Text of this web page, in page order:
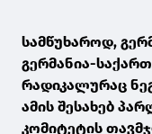
სამწუხაროდ,
გერმანია-
რადიკალურაც
ამის შესახებ
კომიტეტის